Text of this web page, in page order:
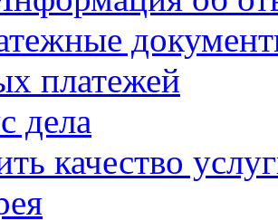
платежей
дела
качество